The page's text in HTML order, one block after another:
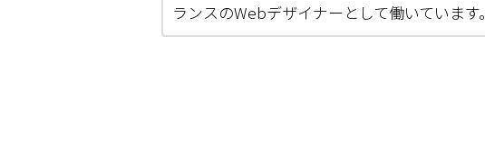
ランスのWebデザイナーとして働いています。